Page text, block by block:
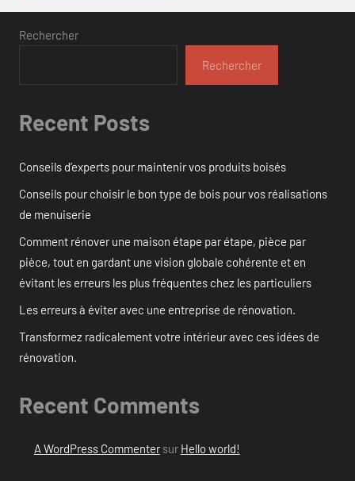
Rechercher
Rechercher
Recent Posts
Conseils d’experts pour maintenir vos produits boisés
Conseils pour choisir le bon type de bois pour vos réalisations
de menuiserie
Comment rénover une maison étape par étape, pièce par
pièce, tout en gardant une vision globale cohérente et en
évitant les erreurs les plus fréquentes chez les particuliers
Les erreurs à éviter avec une entreprise de rénovation.
Transformez radicalement votre intérieur avec ces idées de
rénovation.
Recent Comments
A WordPress Commentersur Hello world!